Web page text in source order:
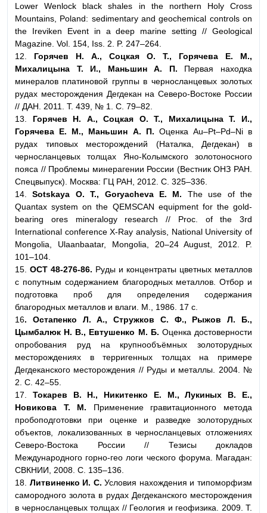
Lower Wenlock black shales in the northern Holy Cross
Mountains, Poland: sedimentary and geochemical controls on
the Ireviken Event in a deep marine setting // Geological
Magazine. Vol. 154, Iss. 2. P. 247–264.
12. Горячев Н. А., Соцкая О. Т., Горячева Е. М.,
Михалицына Т. И., Маньшин А. П. Первая находка
минералов платиновой группы в черносланцевых золотых
рудах месторождения Дегдекан на Северо-Востоке России
// ДАН. 2011. Т. 439, № 1. С. 79–82.
13. Горячев Н. А., Соцкая О. Т., Михалицына Т. И.,
Горячева Е. М., Маньшин А. П. Оценка Au–Pt–Pd–Ni в
рудах типовых месторождений (Наталка, Дегдекан) в
черносланцевых толщах Яно-Колымского золотоносного
пояса // Проблемы минерагении России (Вестник ОНЗ РАН.
Спецвыпуск). Москва: ГЦ РАН, 2012. С. 325–336.
14.Sotskaya O. T., Goryacheva E. M. The use of the
Quantax system on the QEMSCAN equipment for the gold-
bearing ores mineralogy research // Proc. of the 3rd
International conference X-Ray analysis, National University of
Mongolia, Ulaanbaatar, Mongolia, 20–24 August, 2012. P.
101–104.
15. ОСТ 48-276-86. Руды и концентраты цветных металлов
с попутным содержанием благородных металлов. Отбор и
подготовка проб для определения содержания
благородных металлов и влаги. М., 1986. 17 с.
16. Остапенко Л. А., Стружков С. Ф., Рыжов Л. Б.,
Цымбалюк Н. В., Евтушенко М. Б. Оценка достоверности
опробования руд на крупнообъёмных золоторудных
месторождениях в терригенных толщах на примере
Дегдеканского месторождения // Руды и металлы. 2004. №
2. С. 42–55.
17. Токарев В. Н., Никитенко Е. М., Лукиных В. Е.,
Новикова Т. М. Применение гравитационного метода
пробоподготовки при оценке и разведке золоторудных
объектов, локализованных в черносланцевых отложениях
Северо-Востока России // Тезисы докладов
Международного горно-гео логи ческого форума. Магадан:
СВКНИИ, 2008. С. 135–136.
18. Литвиненко И. С. Условия нахождения и типоморфизм
самородного золота в рудах Дегдеканского месторождения
в черносланцевых толщах // Геология и геофизика. 2009. Т.